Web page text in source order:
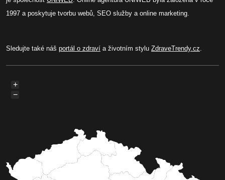
1997 a poskytuje tvorbu webů, SEO služby a online marketing.
Sledujte také náš portál o zdraví a životním stylu ZdraveTrendy.cz
+
−